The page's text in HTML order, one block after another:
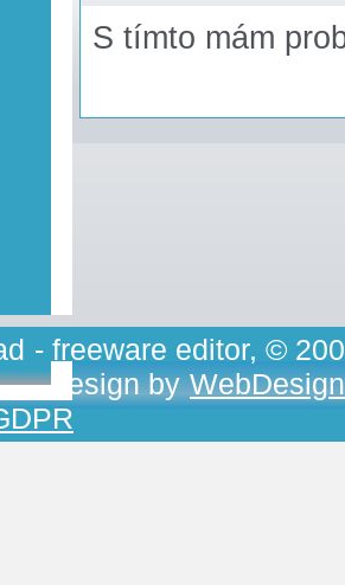
S tímto mám
- freeware editor, ©
, design by